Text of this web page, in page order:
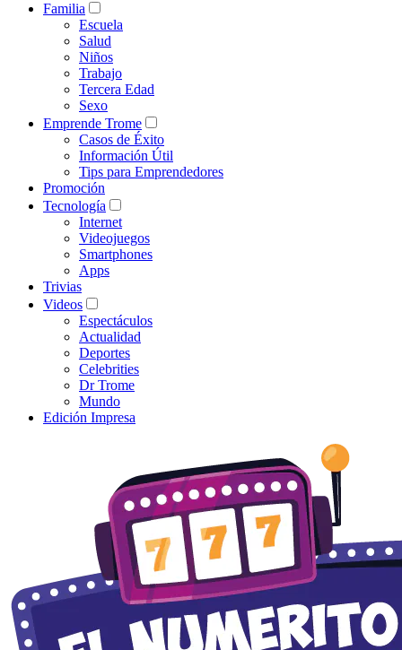
Familia
Escuela
Salud
Niños
Trabajo
Tercera Edad
Sexo
Emprende Trome
Casos de Éxito
Información Útil
Tips para Emprendedores
Promoción
Tecnología
Internet
Videojuegos
Smartphones
Apps
Trivias
Videos
Espectáculos
Actualidad
Deportes
Celebrities
Dr Trome
Mundo
Edición Impresa